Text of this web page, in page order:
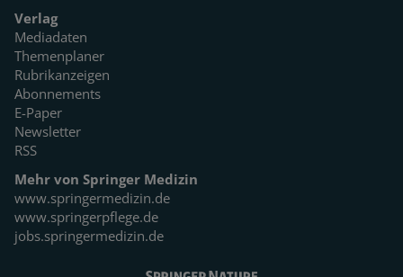
Verlag
Mediadaten
Themenplaner
Rubrikanzeigen
Abonnements
E-Paper
Newsletter
RSS
Mehr von Springer Medizin
www.springermedizin.de
www.springerpflege.de
jobs.springermedizin.de